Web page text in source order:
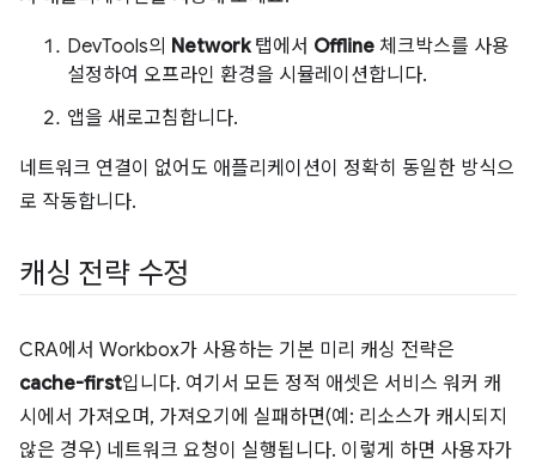
DevTools의 Network탭에서 Offline 체크박스를 사용
설정하여 오프라인 환경을 시뮬레이션합니다.
앱을 새로고침합니다.
네트워크 연결이 없어도 애플리케이션이 정확히 동일한 방식으
로 작동합니다.
캐싱 전략 수정
CRA에서 Workbox가 사용하는 기본 미리 캐싱 전략은
cache-first입니다. 여기서 모든 정적 애셋은 서비스 워커 캐
시에서 가져오며, 가져오기에 실패하면(예: 리소스가 캐시되지
않은 경우) 네트워크 요청이 실행됩니다. 이렇게 하면 사용자가